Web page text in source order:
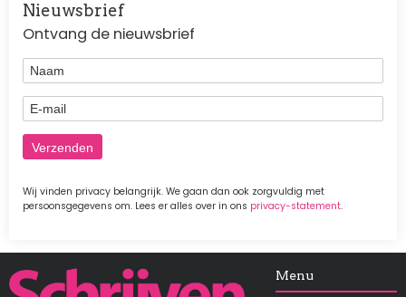
Nieuwsbrief
Ontvang de nieuwsbrief
Naam
E-mail
Wij vinden privacy belangrijk. We gaan dan ook zorgvuldig met
persoonsgegevens om. Lees er alles over in ons privacy-statement.
Afbeelding Menu